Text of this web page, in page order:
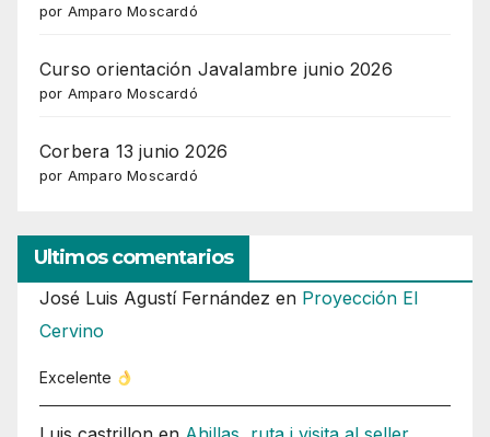
por Amparo Moscardó
Curso orientación Javalambre junio 2026
por Amparo Moscardó
Corbera 13 junio 2026
por Amparo Moscardó
Ultimos comentarios
José Luis Agustí Fernández en Proyección El
Cervino
Excelente